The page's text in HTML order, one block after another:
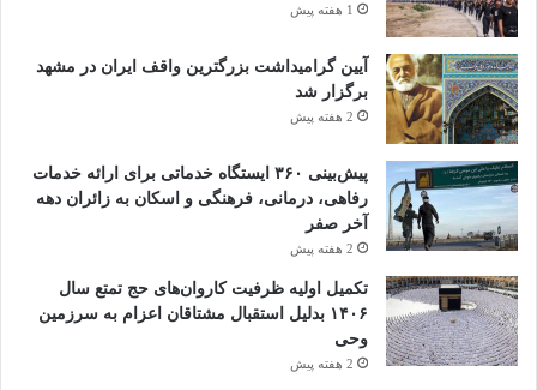
1 هفته پیش
آیین گرامیداشت بزرگترین واقف ایران در مشهد
برگزار شد
2 هفته پیش
پیش‌بینی ۳۶۰ ایستگاه خدماتی برای ارائه خدمات
رفاهی، درمانی، فرهنگی و اسکان به زائران دهه
آخر صفر
2 هفته پیش
تکمیل اولیه ظرفیت کاروان‌های حج تمتع سال
۱۴۰۶ بدلیل استقبال مشتاقان اعزام به سرزمین
وحی
2 هفته پیش